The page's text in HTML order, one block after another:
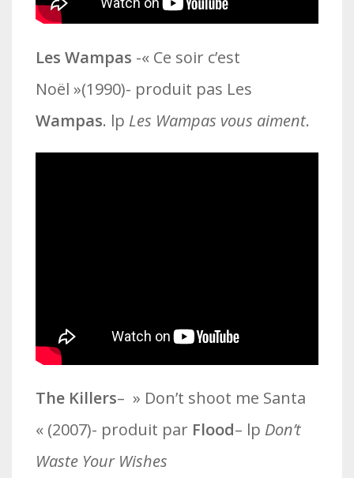
Les Wampas -« Ce soir c’est
Noël »(1990)- produit pas Les
Wampas. lp Les Wampas vous aiment.
The Killers– » Don’t shoot me Santa
« (2007)- produit par Flood– lp Don’t
Waste Your Wishes